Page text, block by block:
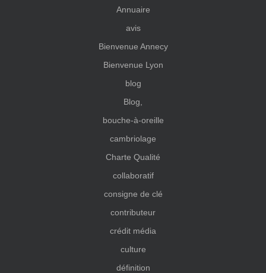
Annuaire
avis
Bienvenue Annecy
Bienvenue Lyon
blog
Blog,
bouche-à-oreille
cambriolage
Charte Qualité
collaboratif
consigne de clé
contributeur
crédit média
culture
définition